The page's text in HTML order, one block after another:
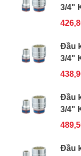
3/4"
Đầu
3/4"
Đầu
3/4"
Đầu